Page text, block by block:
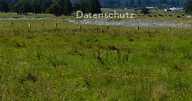
Datenschutz